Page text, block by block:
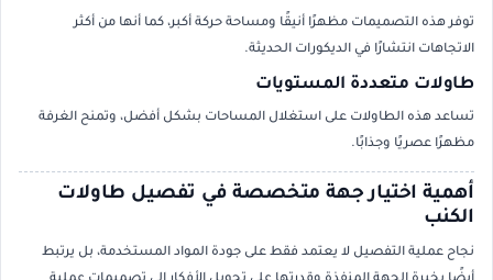
توفر هذه التصميمات مظهرًا أنيقًا ومساحة حركة أكبر، كما أنها من أكثر
الاتجاهات انتشارًا في الديكورات الحديثة.
طاولات متعددة المستويات
تساعد هذه الطاولات على استغلال المساحات بشكل أفضل، وتمنح الغرفة
مظهرًا عصريًا وجذابًا.
أهمية اختيار جهة متخصصة في تفصيل طاولات
الكنب
نجاح عملية التفصيل لا يعتمد فقط على جودة المواد المستخدمة، بل يرتبط